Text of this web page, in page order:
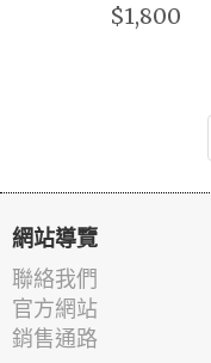
$1,800
網站導覽
聯絡我們
官方網站
銷售通路